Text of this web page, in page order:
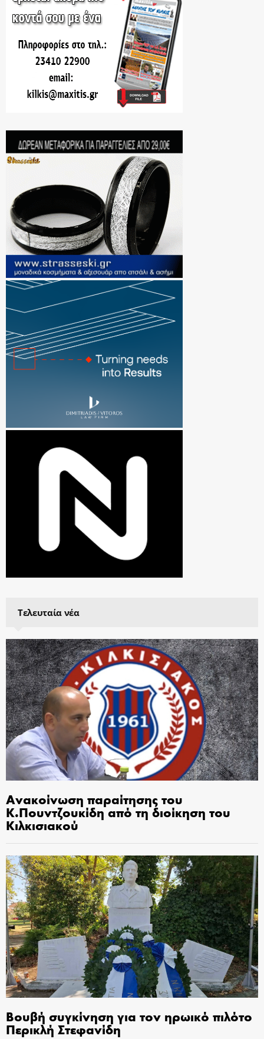
Τελευταία νέα
Ανακοίνωση παραίτησης του
Κ.Πουντζουκίδη από τη διοίκηση του
Κιλκισιακού
Βουβή συγκίνηση για τον ηρωικό πιλότο
Περικλή Στεφανίδη